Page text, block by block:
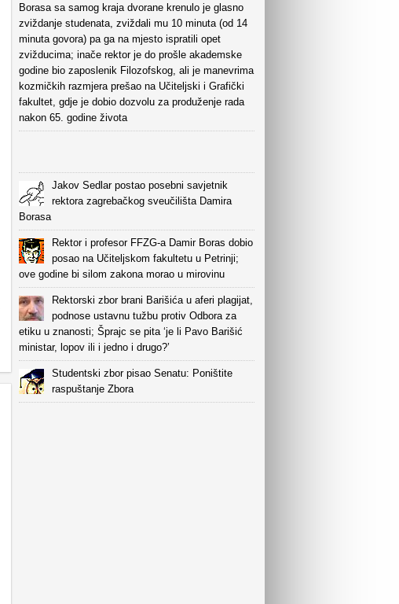
Borasa sa samog kraja dvorane krenulo je glasno
zviždanje studenata, zviždali mu 10 minuta (od 14
minuta govora) pa ga na mjesto ispratili opet
zvižducima; inače rektor je do prošle akademske
godine bio zaposlenik Filozofskog, ali je manevrima
kozmičkih razmjera prešao na Učiteljski i Grafički
fakultet, gdje je dobio dozvolu za produženje rada
nakon 65. godine života
Jakov Sedlar postao posebni savjetnik
rektora zagrebačkog sveučilišta Damira
Borasa
Rektor i profesor FFZG-a Damir Boras dobio
posao na Učiteljskom fakultetu u Petrinji;
ove godine bi silom zakona morao u mirovinu
Rektorski zbor brani Barišića u aferi plagijat,
podnose ustavnu tužbu protiv Odbora za
etiku u znanosti; Šprajc se pita ‘je li Pavo Barišić
ministar, lopov ili i jedno i drugo?’
Studentski zbor pisao Senatu: Poništite
raspuštanje Zbora